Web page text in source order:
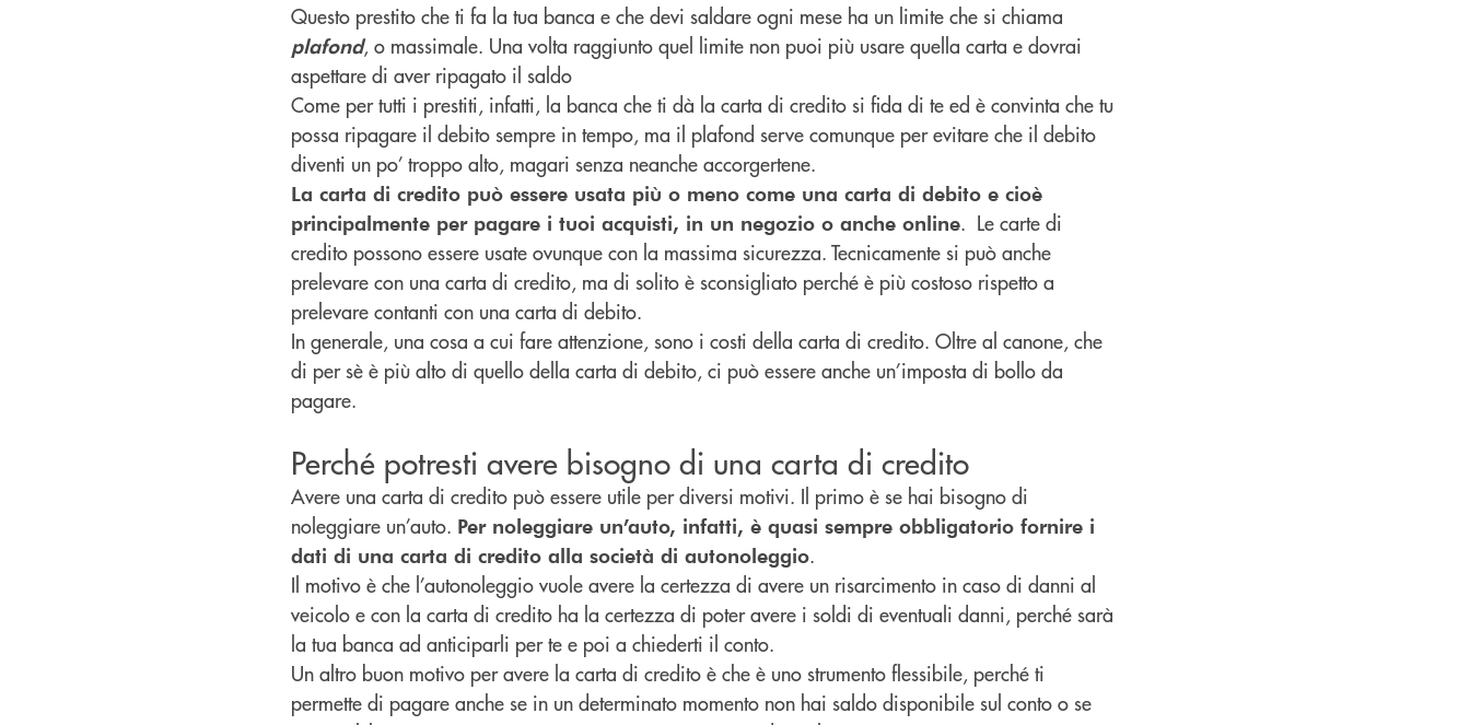
Questo prestito che ti fa la tua banca e che devi saldare ogni mese ha un limite che si chiama
plafond, o massimale. Una volta raggiunto quel limite non puoi più usare quella carta e dovrai
aspettare di aver ripagato il saldo
Come per tutti i prestiti, infatti, la banca che ti dà la carta di credito si fida di te ed è convinta che tu
possa ripagare il debito sempre in tempo, ma il plafond serve comunque per evitare che il debito
diventi un po’ troppo alto, magari senza neanche accorgertene.
La carta di credito può essere usata più o meno come una carta di debito e cioè
principalmente per pagare i tuoi acquisti, in un negozio o anche online. Le carte di
credito possono essere usate ovunque con la massima sicurezza. Tecnicamente si può anche
prelevare con una carta di credito, ma di solito è sconsigliato perché è più costoso rispetto a
prelevare contanti con una carta di debito.
In generale, una cosa a cui fare attenzione, sono i costi della carta di credito. Oltre al canone, che
di per sè è più alto di quello della carta di debito, ci può essere anche un’imposta di bollo da
pagare.
Perché potresti avere bisogno di una carta di credito
Avere una carta di credito può essere utile per diversi motivi. Il primo è se hai bisogno di
noleggiare un’auto. Per noleggiare un’auto, infatti, è quasi sempre obbligatorio fornire i
dati di una carta di credito alla società di autonoleggio.
Il motivo è che l’autonoleggio vuole avere la certezza di avere un risarcimento in caso di danni al
veicolo e con la carta di credito ha la certezza di poter avere i soldi di eventuali danni, perché sarà
la tua banca ad anticiparli per te e poi a chiederti il conto.
Un altro buon motivo per avere la carta di credito è che è uno strumento flessibile, perché ti
permette di pagare anche se in un determinato momento non hai saldo disponibile sul conto o se